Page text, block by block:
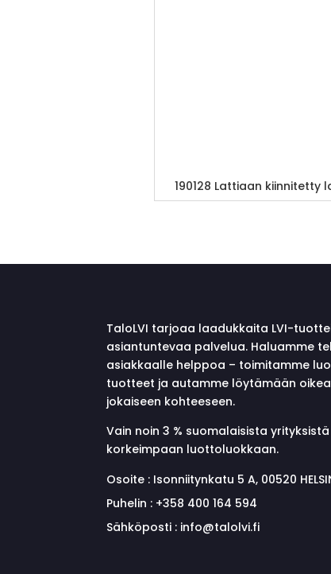
190128 Lattiaan kiinnitetty
TaloLVI tarjoaa laadukkaita LVI-
asiantuntevaa palvelua. Haluamme
asiakkaalle helppoa – toimitamme
tuotteet ja autamme löytämään
jokaiseen kohteeseen.
Vain noin 3 % suomalaisista
korkeimpaan luottoluokkaan.
Osoite : Isonniitynkatu 5 A, 00520
Puhelin : +358 400 164 594
Sähköposti : info@talolvi.fi